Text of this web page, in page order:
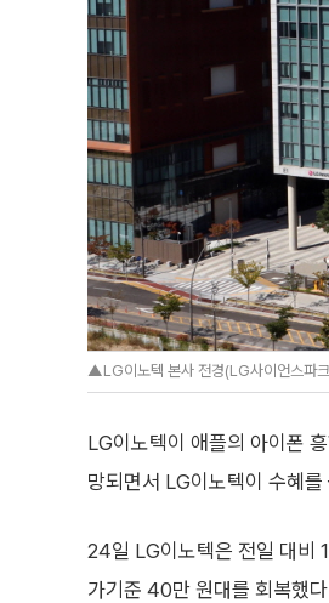
▲LG이노텍 본사 전경(LG사이언스파
LG이노텍이 애플의 아이폰
망되면서 LG이노텍이 수혜
24일 LG이노텍은 전일 대비
가기준 40만 원대를 회복했